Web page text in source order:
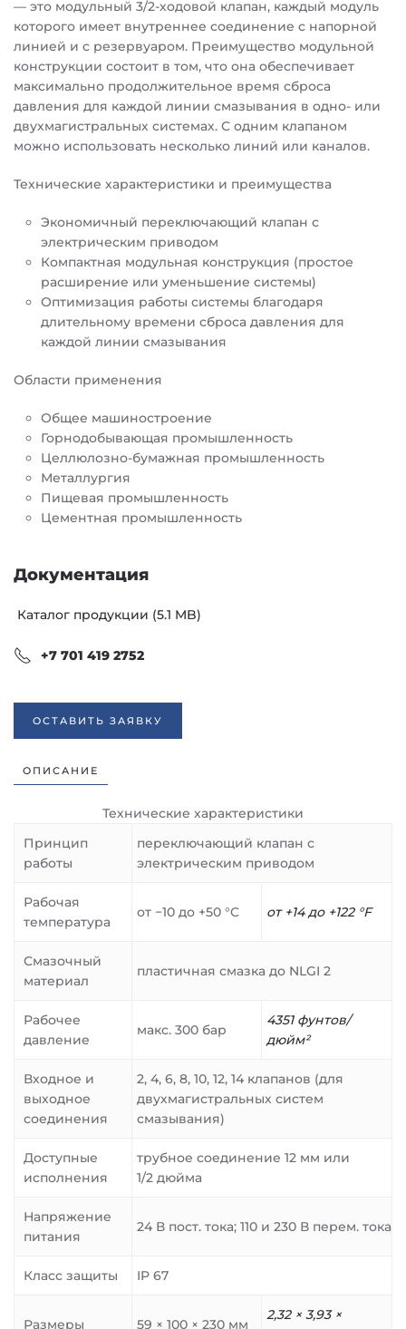
— это модульный 3/2-ходовой клапан, каждый модуль
которого имеет внутреннее соединение с напорной
линией и с резервуаром. Преимущество модульной
конструкции состоит в том, что она обеспечивает
максимально продолжительное время сброса
давления для каждой линии смазывания в одно- или
двухмагистральных системах. С одним клапаном
можно использовать несколько линий или каналов.
Технические характеристики и преимущества
Экономичный переключающий клапан с
электрическим приводом
Компактная модульная конструкция (простое
расширение или уменьшение системы)
Оптимизация работы системы благодаря
длительному времени сброса давления для
каждой линии смазывания
Области применения
Общее машиностроение
Горнодобывающая промышленность
Целлюлозно-бумажная промышленность
Металлургия
Пищевая промышленность
Цементная промышленность
Документация
Каталог продукции (5.1 MB)
+7 701 419 2752
ОСТАВИТЬ ЗАЯВКУ
ОПИСАНИЕ
Технические характеристики
Принцип
работы
переключающий клапан с
электрическим приводом
Рабочая
температура
от −10 до +50 °C от +14 до +122 °F
Смазочный
материал
пластичная смазка до NLGI 2
Рабочее
давление
макс. 300 бар
4351 фунтов/
дюйм²
Входное и
выходное
соединения
2, 4, 6, 8, 10, 12, 14 клапанов (для
двухмагистральных систем
смазывания)
Доступные
исполнения
трубное соединение 12 мм или
1/2 дюйма
Напряжение
питания
24 В пост. тока; 110 и 230 В перем. тока
Класс защиты IP 67
Размеры 59 × 100 × 230 мм
2,32 × 3,93 ×